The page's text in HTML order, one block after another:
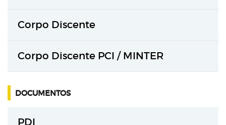
Corpo Discente
Corpo Discente PCI / MINTER
DOCUMENTOS
PDI